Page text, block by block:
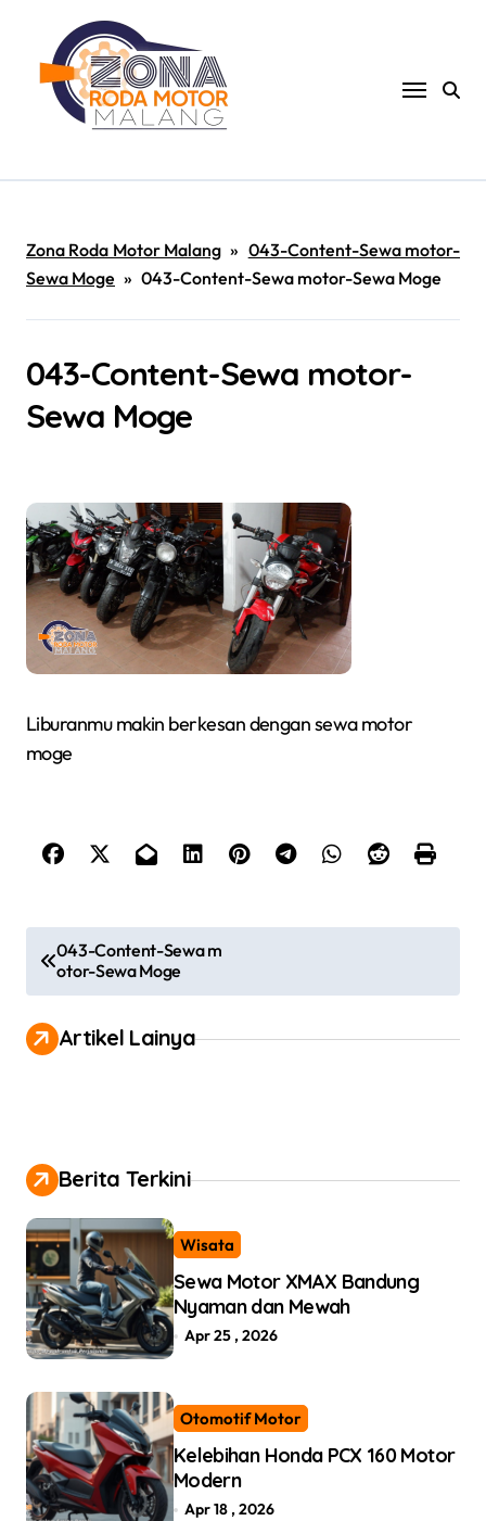
content
Zona Roda Motor Malang » 043-Content-Sewa motor-
Sewa Moge » 043-Content-Sewa motor-Sewa Moge
043-Content-Sewa motor-
Sewa Moge
Liburanmu makin berkesan dengan sewa motor
moge
s
t
v
i
g
a
t
i
n
043-Content-Sewa m
otor-Sewa Moge
Artikel Lainya
Berita Terkini
Wisata
Sewa Motor XMAX Bandung
Nyaman dan Mewah
Apr 25 , 2026
Otomotif Motor
Kelebihan Honda PCX 160 Motor
Modern
Apr 18 , 2026